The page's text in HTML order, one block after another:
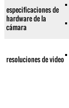
especificaciones de
hardware de la
cámara
resoluciones de video